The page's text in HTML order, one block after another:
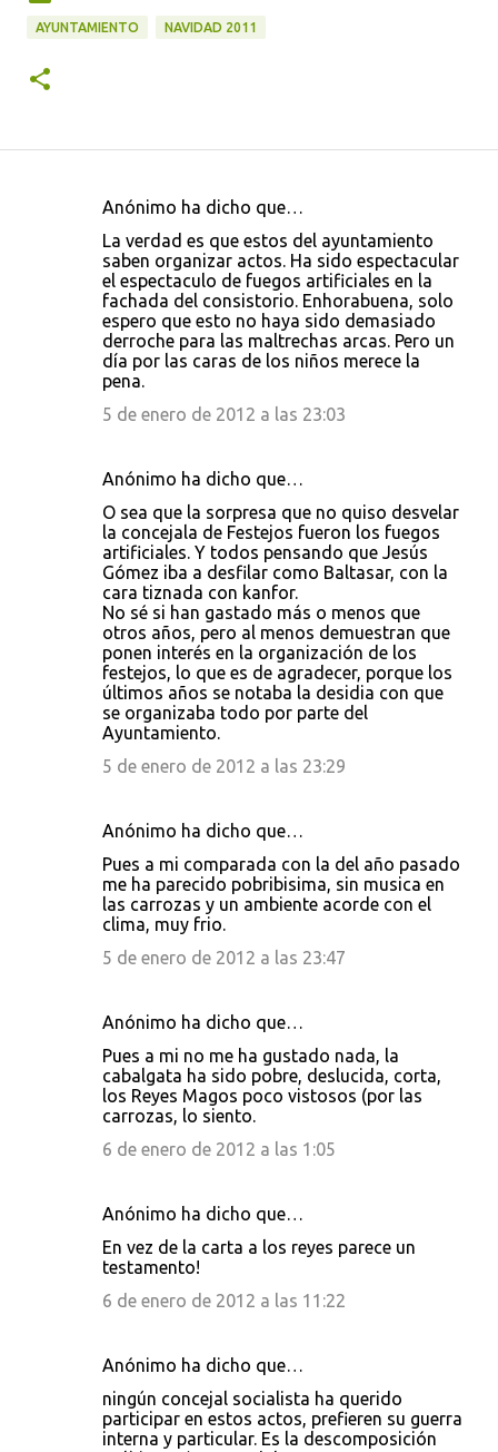
AYUNTAMIENTO NAVIDAD 2011
Anónimo ha dicho que…
La verdad es que estos del ayuntamiento
saben organizar actos. Ha sido espectacular
el espectaculo de fuegos artificiales en la
fachada del consistorio. Enhorabuena, solo
espero que esto no haya sido demasiado
derroche para las maltrechas arcas. Pero un
día por las caras de los niños merece la
pena.
5 de enero de 2012 a las 23:03
Anónimo ha dicho que…
O sea que la sorpresa que no quiso desvelar
la concejala de Festejos fueron los fuegos
artificiales. Y todos pensando que Jesús
Gómez iba a desfilar como Baltasar, con la
cara tiznada con kanfor.
No sé si han gastado más o menos que
otros años, pero al menos demuestran que
ponen interés en la organización de los
festejos, lo que es de agradecer, porque los
últimos años se notaba la desidia con que
se organizaba todo por parte del
Ayuntamiento.
5 de enero de 2012 a las 23:29
Anónimo ha dicho que…
Pues a mi comparada con la del año pasado
me ha parecido pobribisima, sin musica en
las carrozas y un ambiente acorde con el
clima, muy frio.
5 de enero de 2012 a las 23:47
Anónimo ha dicho que…
Pues a mi no me ha gustado nada, la
cabalgata ha sido pobre, deslucida, corta,
los Reyes Magos poco vistosos (por las
carrozas, lo siento.
6 de enero de 2012 a las 1:05
Anónimo ha dicho que…
En vez de la carta a los reyes parece un
testamento!
6 de enero de 2012 a las 11:22
Anónimo ha dicho que…
ningún concejal socialista ha querido
participar en estos actos, prefieren su guerra
interna y particular. Es la descomposición